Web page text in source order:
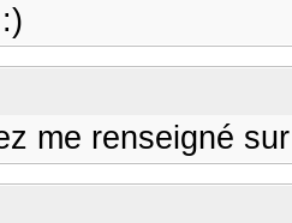
me renseigné